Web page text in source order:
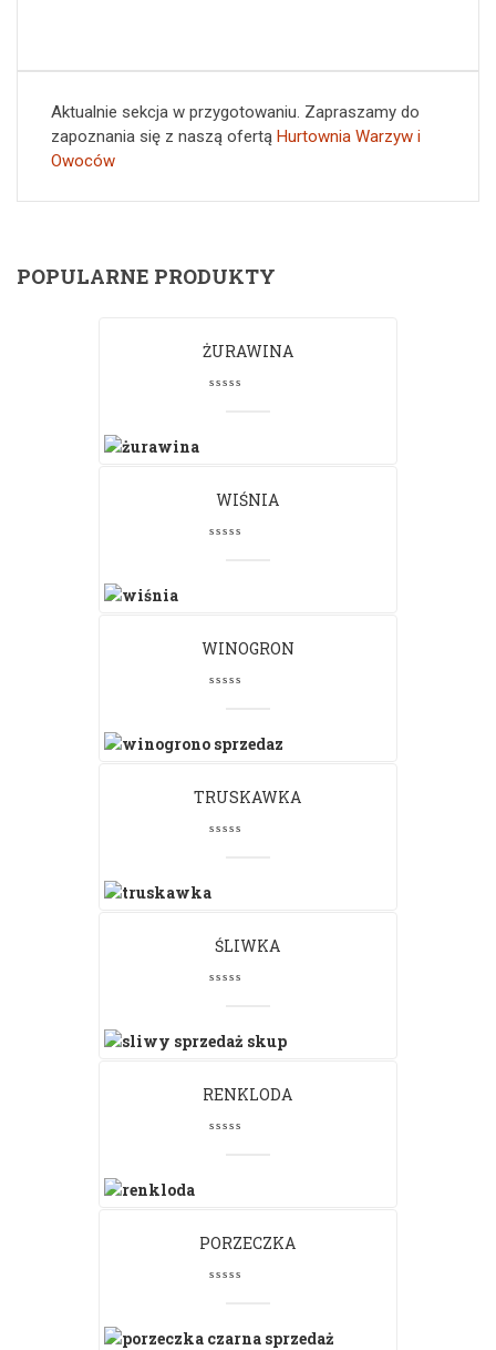
Aktualnie sekcja w przygotowaniu. Zapraszamy do
zapoznania się z naszą ofertą Hurtownia Warzyw i
Owoców
POPULARNE PRODUKTY
ŻURAWINA
WIŚNIA
WINOGRON
TRUSKAWKA
ŚLIWKA
RENKLODA
PORZECZKA